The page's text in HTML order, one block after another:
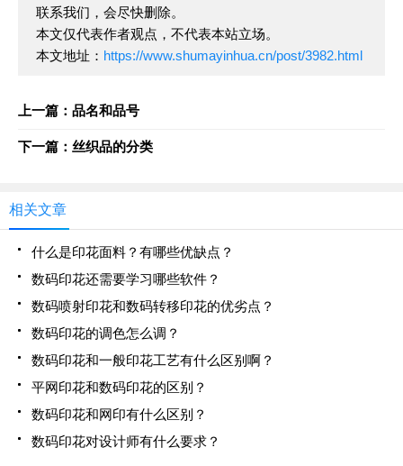
联系我们，会尽快删除。
本文仅代表作者观点，不代表本站立场。
本文地址： https://www.shumayinhua.cn/post/3982.html
上一篇：品名和品号
下一篇：丝织品的分类
相关文章
什么是印花面料？有哪些优缺点？
数码印花还需要学习哪些软件？
数码喷射印花和数码转移印花的优劣点？
数码印花的调色怎么调？
数码印花和一般印花工艺有什么区别啊？
平网印花和数码印花的区别？
数码印花和网印有什么区别？
数码印花对设计师有什么要求？